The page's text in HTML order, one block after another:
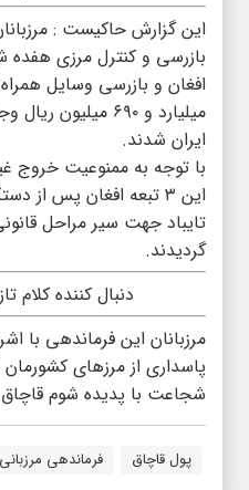
این گزارش حاکیست :
میلیارد و ۶۹۰
ایران شدند.
با توجه به ممنوعیت خروج
این ۳ تبعه افغان پس
تایباد جهت سیر مراحل
گردیدند.
دنبال کننده کلام
مرزبانان این فرماندهی با
پاسداری از مرزهای کشورمان
شجاعت با پدیده شوم قاچاق
پول قاچاق فرماندهی مرزبانی